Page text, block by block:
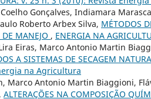
Gonçalves, Indiamara
Roberto Arbex Silva, MÉTODOS
MANEJO , ENERGIA NA
Eiras, Marco Antonio Martin
A SISTEMAS DE SECAGEM
na Agricultura
Marco Antonio Martin Biaggioni,
ALTERAÇÕES NA COMPOSIÇÃO